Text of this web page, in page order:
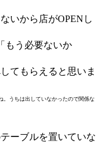
いから店がOPENし
もう必要ないか
てもらえると思いま
うちは出していなかったので関係な
ーブルを置いていな